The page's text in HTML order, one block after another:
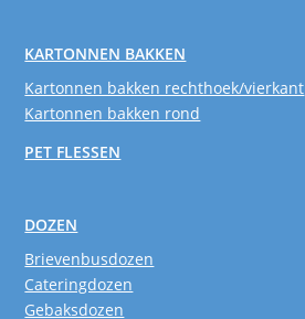
KARTONNEN BAKKEN
Kartonnen bakken rechthoek/vierkant
Kartonnen bakken rond
PET FLESSEN
DOZEN
Brievenbusdozen
Cateringdozen
Gebaksdozen